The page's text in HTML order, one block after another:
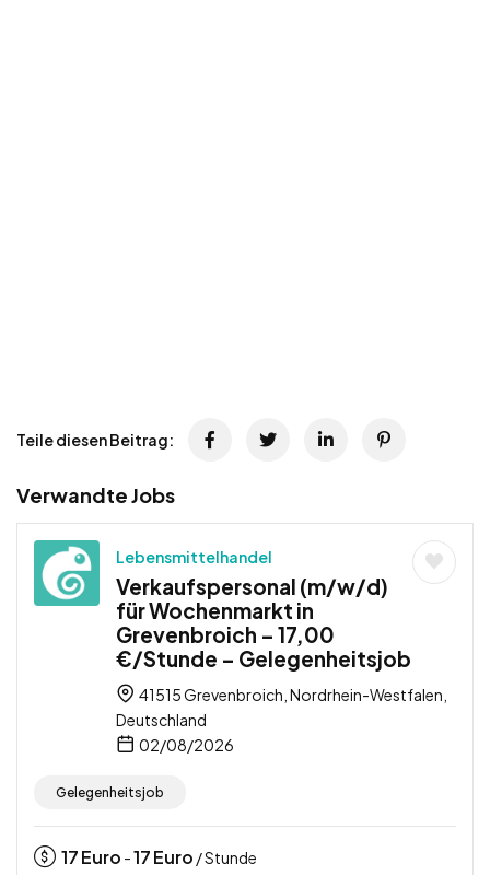
Teile diesen Beitrag:
Verwandte Jobs
Lebensmittelhandel
Verkaufspersonal (m/w/d)
für Wochenmarkt in
Grevenbroich – 17,00
€/Stunde – Gelegenheitsjob
41515 Grevenbroich, Nordrhein-Westfalen,
Deutschland
02/08/2026
Gelegenheitsjob
17Euro -17Euro / Stunde